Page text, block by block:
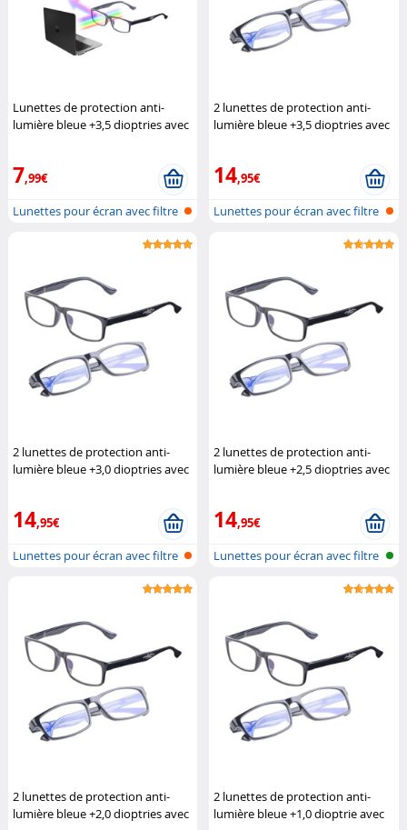
Lunettes de protection anti-
lumière bleue +3,5 dioptries avec
7,99€
Lunettes pour écran avec filtre
2 lunettes de protection anti-
lumière bleue +3,5 dioptries avec
14,95€
Lunettes pour écran avec filtre
2 lunettes de protection anti-
lumière bleue +3,0 dioptries avec
14,95€
Lunettes pour écran avec filtre
2 lunettes de protection anti-
lumière bleue +2,5 dioptries avec
14,95€
Lunettes pour écran avec filtre
2 lunettes de protection anti-
lumière bleue +2,0 dioptries avec
2 lunettes de protection anti-
lumière bleue +1,0 dioptrie avec